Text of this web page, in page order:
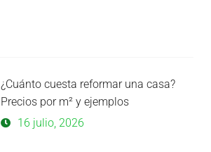
¿Cuánto cuesta reformar una casa?
Precios por m² y ejemplos
16 julio, 2026